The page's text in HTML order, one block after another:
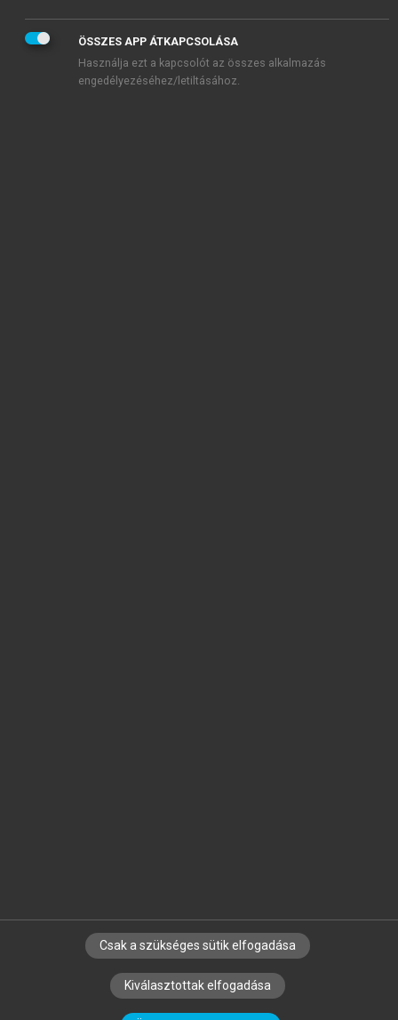
SZERZŐKNEK CÉGEKNEK KÖNYVTÁROSOKNAK
SZERKESZTÉSI ÉS LEKTORÁLÁSI ALAPELVEK
ÖSSZES APP ÁTKAPCSOLÁSA
Használja ezt a kapcsolót az összes alkalmazás
engedélyezéséhez/letiltásához.
Csak a szükséges sütik elfogadása
Kiválasztottak elfogadása